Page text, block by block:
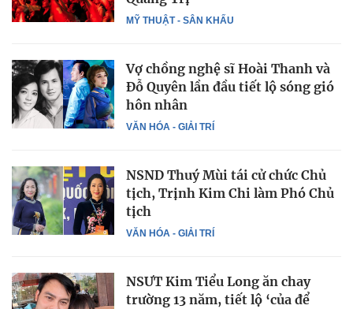
MỸ THUẬT - SÂN KHẤU
VĂN HÓA - GIẢI TRÍ
Vợ chồng nghệ sĩ Hoài Thanh và
Đỗ Quyên lần đầu tiết lộ sóng gió
hôn nhân
VĂN HÓA - GIẢI TRÍ
NSND Thuý Mùi tái cử chức Chủ
tịch, Trịnh Kim Chi làm Phó Chủ
tịch
NSƯT Kim Tiểu Long ăn chay
trường 13 năm, tiết lộ ‘của để